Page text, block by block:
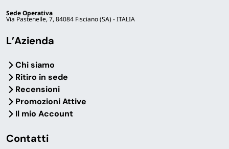
Sede Operativa
Via Pastenelle, 7, 84084 Fisciano (SA) - ITALIA
L’Azienda
Chi siamo
Ritiro in sede
Recensioni
Promozioni Attive
Il mio Account
Contatti